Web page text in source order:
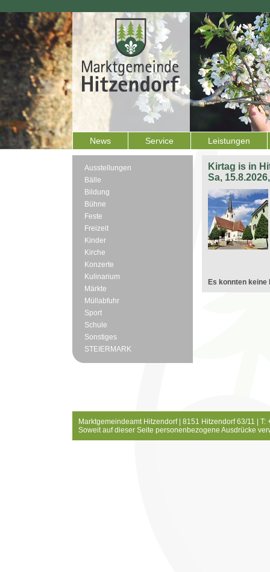
News Service Leistungen
Ausstellungen
Bälle
Bildung
Bühne
Feste
Freizeit
Kinder
Kirche
Konzerte
Kulinarium
Märkte
Müllabfuhr
Sport
Schule
Sonstiges
STEIERMARK
Kirtag is in
Sa,
Es konnten keine
Marktgemeindeamt Hitzendorf | 8151 Hitzendorf 63/11 |
Soweit auf dieser Seite personenbezogene Ausdrücke